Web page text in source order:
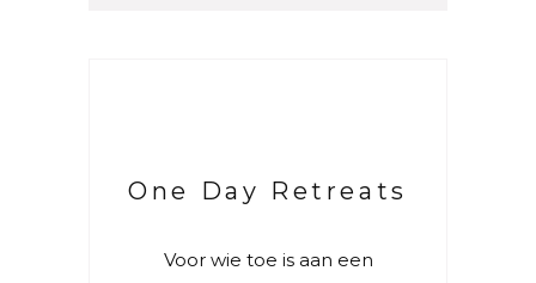
One Day Retreats
Voor wie toe is aan een